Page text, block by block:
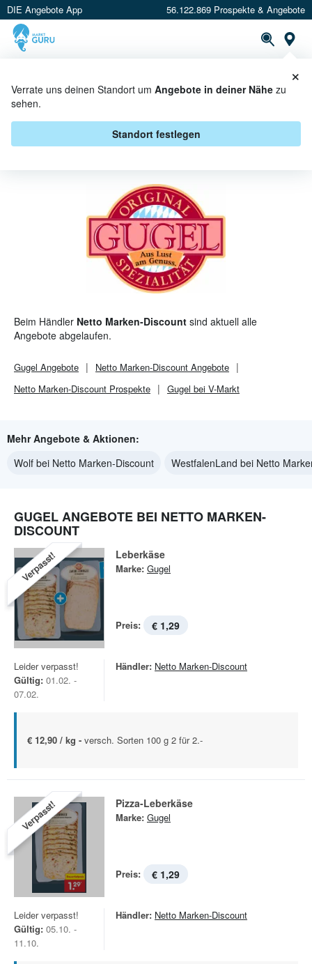
DIE Angebote App 56.122.869 Prospekte & Angebote
Verrate uns deinen Standort um Angebote in deiner Nähe zu
sehen.
Standort festlegen
×
GUGEL BEI NETTO MARKEN-
DISCOUNT - ANGEBOTE &
AKTIONEN
Beim Händler Netto Marken-Discount sind aktuell alle
Angebote abgelaufen.
Gugel Angebote Netto Marken-Discount Angebote
Netto Marken-Discount Prospekte Gugel bei V-Markt
Mehr Angebote & Aktionen:
Wolf bei Netto Marken-Discount
WestfalenLand bei Netto
GUGEL ANGEBOTE BEI NETTO MARKEN-
DISCOUNT
Verpasst! Leberkäse
Marke: Gugel
Preis: € 1,29
Leider verpasst!
Gültig: 01.02. -
07.02.
Händler: Netto Marken-Discount
€ 12,90 / kg - versch. Sorten 100 g 2 für 2.-
Verpasst! Pizza-Leberkäse
Marke: Gugel
Preis: € 1,29
Leider verpasst!
Gültig: 05.10. -
11.10.
Händler: Netto Marken-Discount